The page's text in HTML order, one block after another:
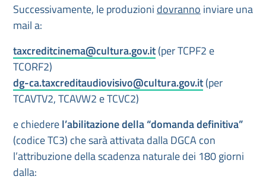
Successivamente, le produzioni dovranno inviare una
mail a:
taxcreditcinema@cultura.gov.it(per TCPF2 e
TCORF2)
dg-ca.taxcreditaudiovisivo@cultura.gov.it(per
TCAVTV2, TCAVW2 e TCVC2)
e chiederel’abilitazione della “domanda definitiva”
(codice TC3) che sarà attivata dalla DGCA con
l’attribuzione della scadenza naturale dei 180 giorni
dalla: